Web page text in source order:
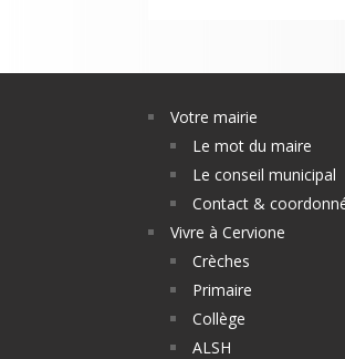
Votre mairie
Le mot du maire
Le conseil municipal
Contact &
Vivre à Cervione
Crèches
Primaire
Collège
ALSH